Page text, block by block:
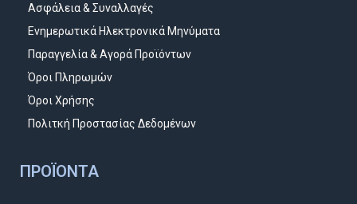
Ασφάλεια & Συναλλαγές
Ενημερωτικά Ηλεκτρονικά Μηνύματα
Παραγγελία & Αγορά Προϊόντων
Όροι Πληρωμών
Όροι Χρήσης
Πολιτκή Προστασίας Δεδομένων
ΠΡΟΪΌΝΤΑ